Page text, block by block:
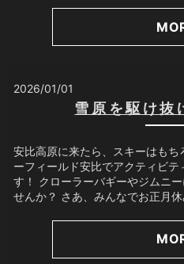
2026/01/01
雪原を駆け抜
安比高原に来たら、スキーはも
ーフィールド安比でアクティビ
す！ クローラーバギーやジムニ
せんか？ さあ、みんなでお正月